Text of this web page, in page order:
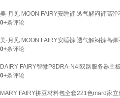
美·月见 MOON FAIRY安睡裤 透气解闷裤高
0+条评论
美·月见 MOON FAIRY安睡裤 透气解闷裤高
0+条评论
DAIRY FAIRY智微P8DRA-N4I双路服务器主
0+条评论
MARY FAIRY拼豆材料包全套221色mard家